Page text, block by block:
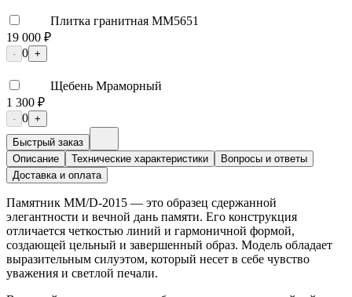
Плитка гранитная ММ5651
19 000 ₽
- 0 +
Щебень Мраморный
1 300 ₽
- 0 +
Быстрый заказ
Описание
Технические характеристики
Вопросы и ответы
Доставка и оплата
Памятник ММ/D-2015 — это образец сдержанной
элегантности и вечной дань памяти. Его конструкция
отличается четкостью линий и гармоничной формой,
создающей цельный и завершенный образ. Модель обладает
выразительным силуэтом, который несет в себе чувство
уважения и светлой печали.